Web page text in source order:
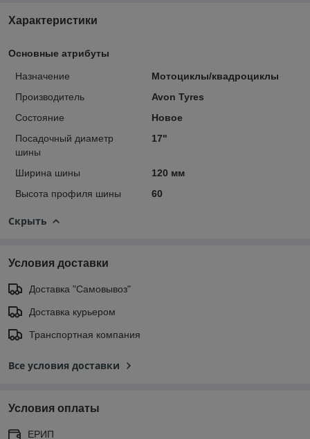
Характеристики
Основные атрибуты
Назначение
Мотоциклы/квадроциклы
Производитель
Avon Tyres
Состояние
Новое
Посадочный диаметр
шины
17"
Ширина шины
120 мм
Высота профиля шины
60
Скрыть
Условия доставки
Доставка "Самовывоз"
Доставка курьером
Транспортная компания
Все условия доставки
Условия оплаты
ЕРИП